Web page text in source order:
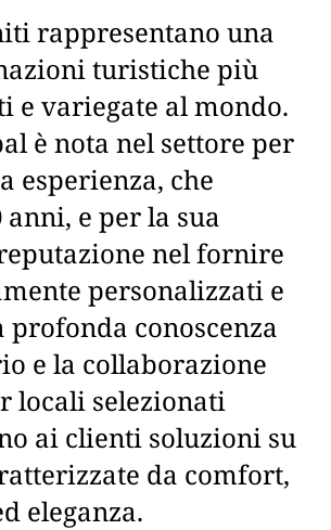
rappresentano una
turistiche più
e variegate al mondo.
è nota nel settore per
esperienza, che
anni, e per la sua
nel fornire
personalizzati e
profonda conoscenza
e la collaborazione
locali selezionati
ai clienti soluzioni su
da comfort,
eleganza.